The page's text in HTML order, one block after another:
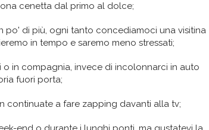
cenetta dal primo al dolce;
po' di più, ogni tanto concediamoci una visitina
in tempo e saremo meno stressati;
o in compagnia, invece di incolonnarci in auto
fuori porta;
continuate a fare zapping davanti alla tv;